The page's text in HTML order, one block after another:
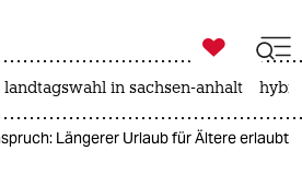
taz zahl ich
zahl ich

taz zahl ich
landtagswahl in sachsen-anhalt
Längerer Urlaub für Ältere erlaubt